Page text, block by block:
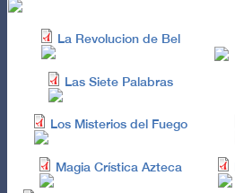
La Revolucion de Bel
Las Siete Palabras
Los Misterios del Fuego
Magia Crística Azteca